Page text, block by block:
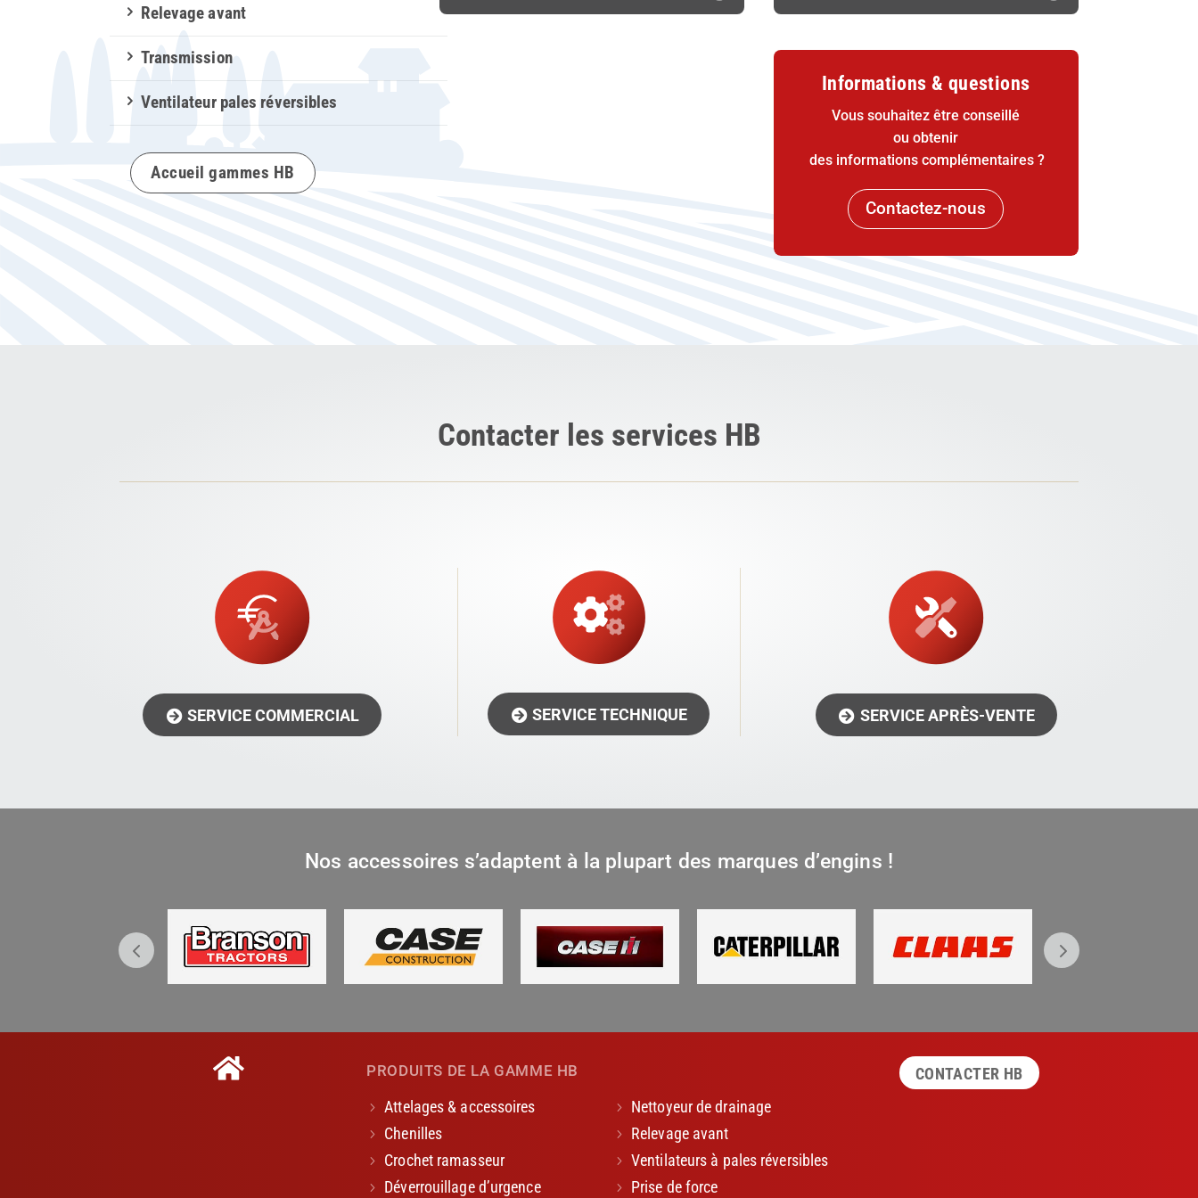
Relevage avant
Transmission
Ventilateur pales réversibles
Accueil gammes HB
Informations & questions
Vous souhaitez être conseillé
ou obtenir
des informations complémentaires ?
Contactez-nous
Contacter les services HB
SERVICE COMMERCIAL SERVICE TECHNIQUE SERVICE APRÈS-VENTE
Nos accessoires s’adaptent à la plupart des marques d’engins !
PRODUITS DE LA GAMME HB
CONTACTER HB
Attelages & accessoires
Chenilles
Crochet ramasseur
Déverrouillage d’urgence
Nettoyeur de drainage
Relevage avant
Ventilateurs à pales réversibles
Prise de force